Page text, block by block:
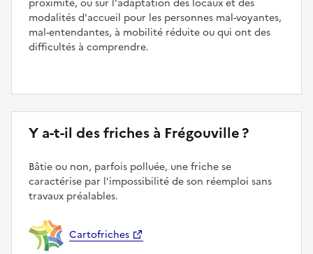
modalités d'accueil pour les personnes mal-voyantes,
mal-entendantes, à mobilité réduite ou qui ont des
difficultés à comprendre.
Y a-t-il des friches à Frégouville ?
Bâtie ou non, parfois polluée, une friche se
caractérise par l'impossibilité de son réemploi sans
travaux préalables.
Cartofriches